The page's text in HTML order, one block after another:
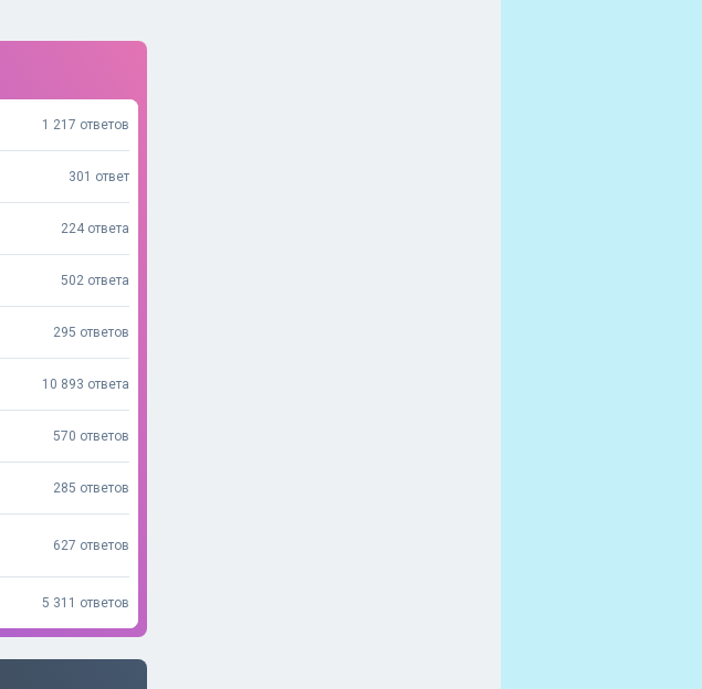
1 217 ответов
301 ответ
224 ответа
502 ответа
295 ответов
10 893 ответа
570 ответов
285 ответов
627 ответов
5 311 ответов